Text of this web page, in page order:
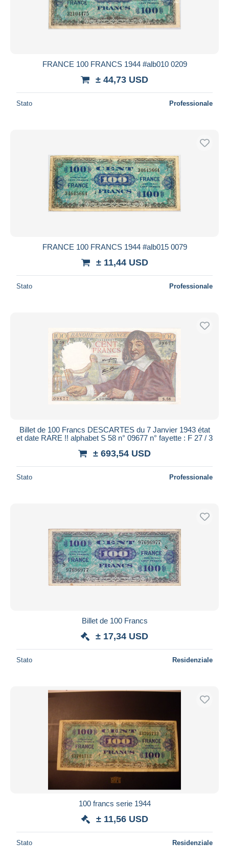
FRANCE 100 FRANCS 1944 #alb010 0209
± 44,73 USD
Stato Professionale
FRANCE 100 FRANCS 1944 #alb015 0079
± 11,44 USD
Stato Professionale
Billet de 100 Francs DESCARTES du 7 Janvier 1943 état
et date RARE !! alphabet S 58 n° 09677 n° fayette : F 27 / 3
± 693,54 USD
Stato Professionale
Billet de 100 Francs
± 17,34 USD
Stato Residenziale
100 francs serie 1944
± 11,56 USD
Stato Residenziale